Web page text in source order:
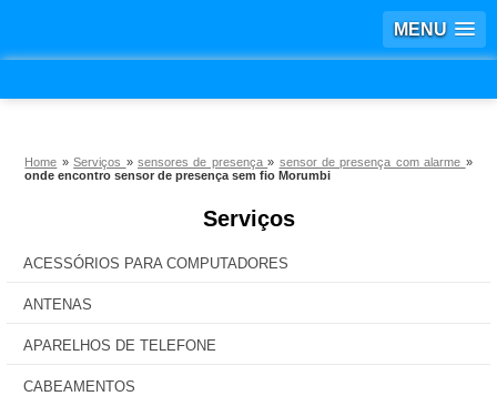
MENU
Home »Serviços »sensores de presença» sensor de presença com alarme »
onde encontro sensor de presença sem fio Morumbi
Serviços
ACESSÓRIOS PARA COMPUTADORES
ANTENAS
APARELHOS DE TELEFONE
CABEAMENTOS